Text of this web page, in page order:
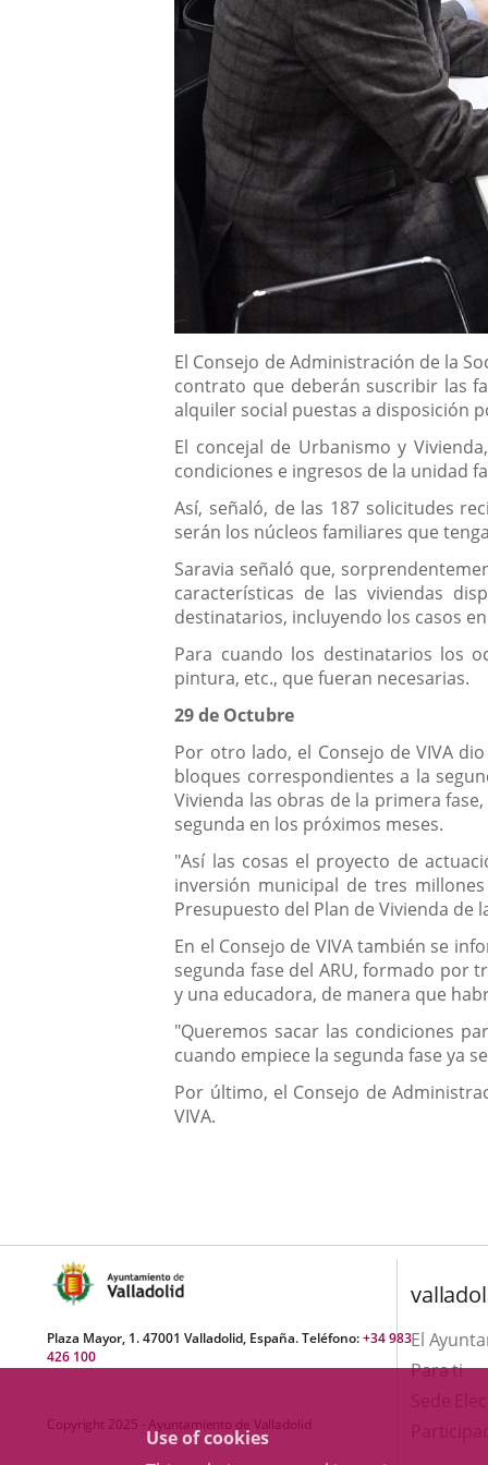
Use of cookies
Descripción
El Consejo de Administración de la
contrato que deberán suscribir las
alquiler social puestas a disposición
El concejal de Urbanismo y
condiciones e ingresos de la unidad
Así, señaló, de las 187 solicitudes
serán los núcleos familiares que
Saravia señaló que,
características de las viviendas
destinatarios, incluyendo los casos
Para cuando los destinatarios los
pintura, etc., que fueran necesarias.
29 de Octubre
Por otro lado, el Consejo de VIVA
bloques correspondientes a la
Vivienda las obras de la primera
segunda en los próximos meses.
"Así las cosas el proyecto de
inversión municipal de tres
Presupuesto del Plan de Vivienda de
En el Consejo de VIVA también se
segunda fase del ARU, formado por
y una educadora, de manera que
"Queremos sacar las condiciones
cuando empiece la segunda fase ya
Por último, el Consejo de
VIVA.
Plaza Mayor, 1. 47001 Valladolid, España. Teléfono:+34 983
426 100
Copyright 2025 - Ayuntamiento de Valladolid
El
Para ti